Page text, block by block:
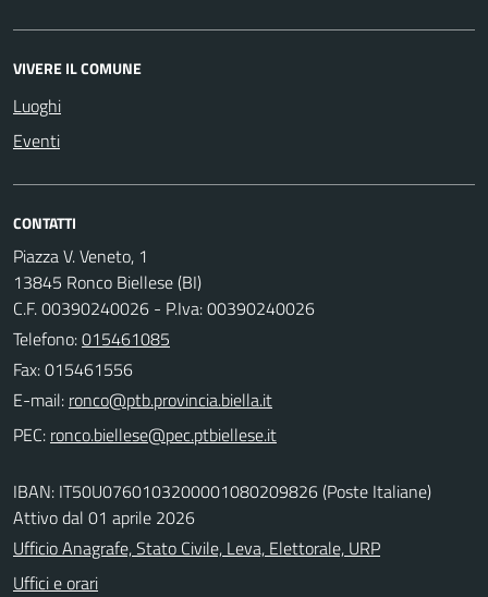
VIVERE IL COMUNE
Luoghi
Eventi
CONTATTI
Piazza V. Veneto, 1
13845 Ronco Biellese (BI)
C.F. 00390240026 - P.Iva: 00390240026
Telefono:015461085
Fax: 015461556
E-mail:
PEC:
IBAN: IT50U0760103200001080209826 (Poste Italiane)
Attivo dal 01 aprile 2026
Ufficio Anagrafe, Stato Civile, Leva, Elettorale, URP
Uffici e orari